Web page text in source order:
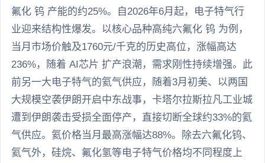
氟化 钨 产能的约25%。自2026年6月起，电子特气行
业迎来结构性爆发。以核心品种高纯六氟化 钨 为例，
当月市场价触及1760元/千克的历史高位，涨幅高达
236%，随着 AI芯片 扩产浪潮，需求刚性持续增强。此
前另一大电子特气的氦气供应，随着3月初美、以两国
大规模空袭伊朗开启中东战事，卡塔尔拉斯拉凡工业城
遭到伊朗袭击受损全面停产，直接切断全球约33%的氦
气供应。氦价格当月最高涨幅达88%。除去六氟化钨、
氦气外，硅烷、氟化氢等电子特气价格均不同程度上